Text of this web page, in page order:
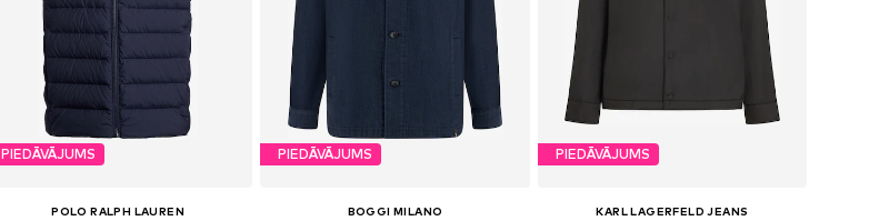
PIEDĀVĀJUMS
POLO RALPH LAUREN
PIEDĀVĀJUMS
BOGGI MILANO
PIEDĀVĀJUMS
KARL LAGERFELD JEANS